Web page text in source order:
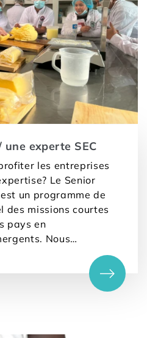
experte SEC
les entreprises
Le Senior
un programme de
des missions courtes
pays en
Nous
des spécialistes
est bénévole et sans